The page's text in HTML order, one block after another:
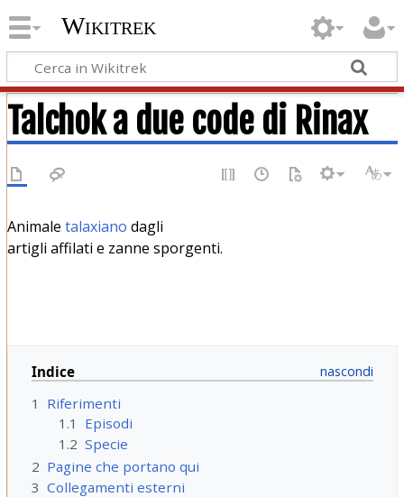
Wikitrek
Talchok a due code di Rinax
Animale talaxiano dagli
artigli affilati e zanne sporgenti.
Indice
1
Riferimenti
1.1
Episodi
1.2 Specie
2 Pagine che portano qui
3 Collegamenti esterni